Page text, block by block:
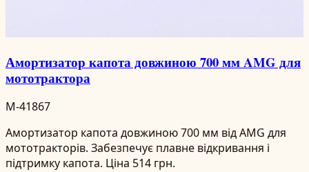
Амортизатор капота довжиною 700 мм AMG для
мототрактора
M-41867
Амортизатор капота довжиною 700 мм від AMG для
мототракторів. Забезпечує плавне відкривання і
підтримку капота. Ціна 514 грн.